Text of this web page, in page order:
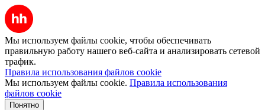
Мы используем файлы cookie, чтобы обеспечивать
правильную работу нашего веб-сайта и анализировать сетевой
трафик.
Правила использования файлов cookie
Мы используем файлы cookie. Правила использования
файлов cookie
Понятно